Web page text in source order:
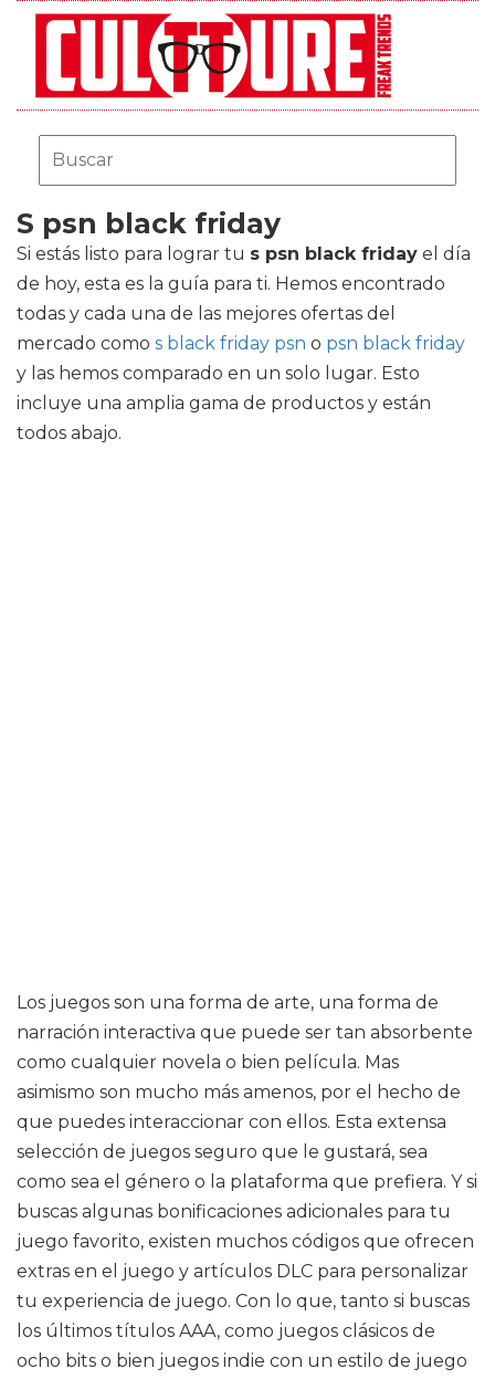
S psn black friday
Si estás listo para lograr tu s psn black friday el día
de hoy, esta es la guía para ti. Hemos encontrado
todas y cada una de las mejores ofertas del
mercado como s black friday psn o psn black friday
y las hemos comparado en un solo lugar. Esto
incluye una amplia gama de productos y están
todos abajo.
Los juegos son una forma de arte, una forma de
narración interactiva que puede ser tan absorbente
como cualquier novela o bien película. Mas
asimismo son mucho más amenos, por el hecho de
que puedes interaccionar con ellos. Esta extensa
selección de juegos seguro que le gustará, sea
como sea el género o la plataforma que prefiera. Y si
buscas algunas bonificaciones adicionales para tu
juego favorito, existen muchos códigos que ofrecen
extras en el juego y artículos DLC para personalizar
tu experiencia de juego. Con lo que, tanto si buscas
los últimos títulos AAA, como juegos clásicos de
ocho bits o bien juegos indie con un estilo de juego